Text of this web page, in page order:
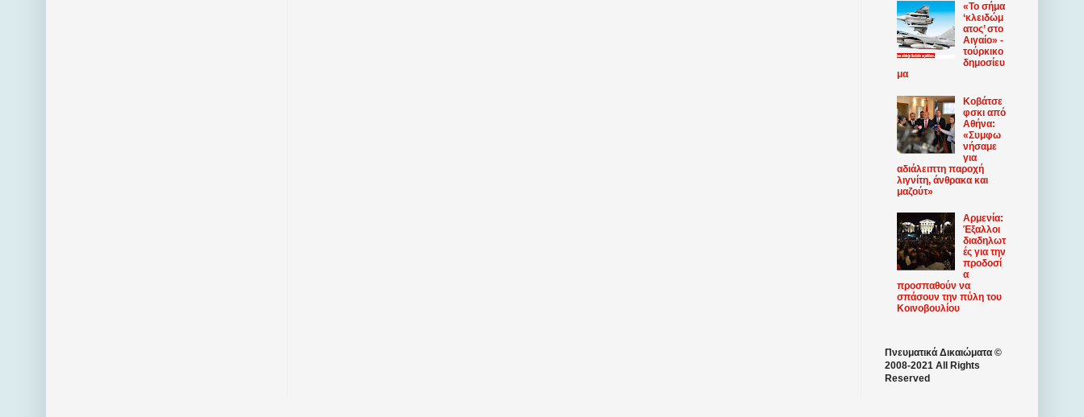
«Το σήμα
‘κλειδώμ
ατος’ στο
Αιγαίο» -
τούρκικο
δημοσίευ
μα
Κοβάτσε
φσκι από
Αθήνα:
«Συμφω
νήσαμε
για
αδιάλειπτη παροχή
λιγνίτη, άνθρακα και
μαζούτ»
Αρμενία:
Έξαλλοι
διαδηλωτ
ές για την
προδοσί
α
προσπαθούν να
σπάσουν την πύλη του
Κοινοβουλίου
Πνευματικά Δικαιώματα ©
2008-2021 All Rights
Reserved